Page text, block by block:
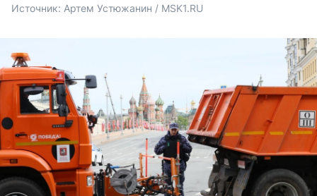
Источник: Артем Устюжанин / MSK1.RU